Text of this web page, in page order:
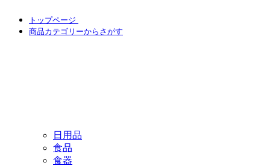
トップページ
商品カテゴリーからさがす
日用品
食品
食器